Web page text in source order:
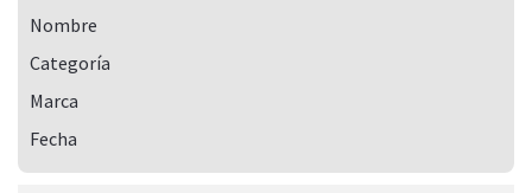
Nombre
Categoría
Marca
Fecha